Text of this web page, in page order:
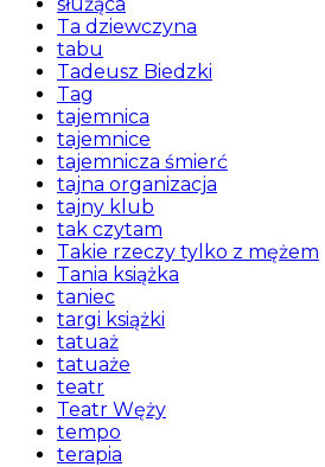
Ta dziewczyna
tabu
Tadeusz Biedzki
Tag
tajemnica
tajemnice
tajemnicza śmierć
tajna organizacja
tajny klub
tak czytam
Takie rzeczy tylko z mężem
Tania książka
taniec
targi książki
tatuaż
tatuaże
teatr
Teatr Węży
tempo
terapia